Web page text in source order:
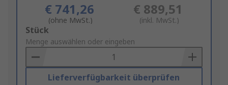
€ 741,26
(ohne MwSt.)
€ 889,51
(inkl. MwSt.)
Add
to
Basket
Stück
Menge auswählen oder eingeben
Lieferverfügbarkeit überprüfen